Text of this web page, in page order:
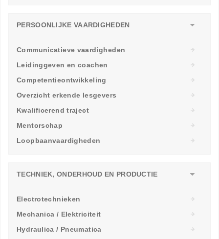
PERSOONLIJKE VAARDIGHEDEN
Communicatieve vaardigheden
Leidinggeven en coachen
Competentieontwikkeling
Overzicht erkende lesgevers
Kwalificerend traject
Mentorschap
Loopbaanvaardigheden
TECHNIEK, ONDERHOUD EN PRODUCTIE
Electrotechnieken
Mechanica / Elektriciteit
Hydraulica / Pneumatica